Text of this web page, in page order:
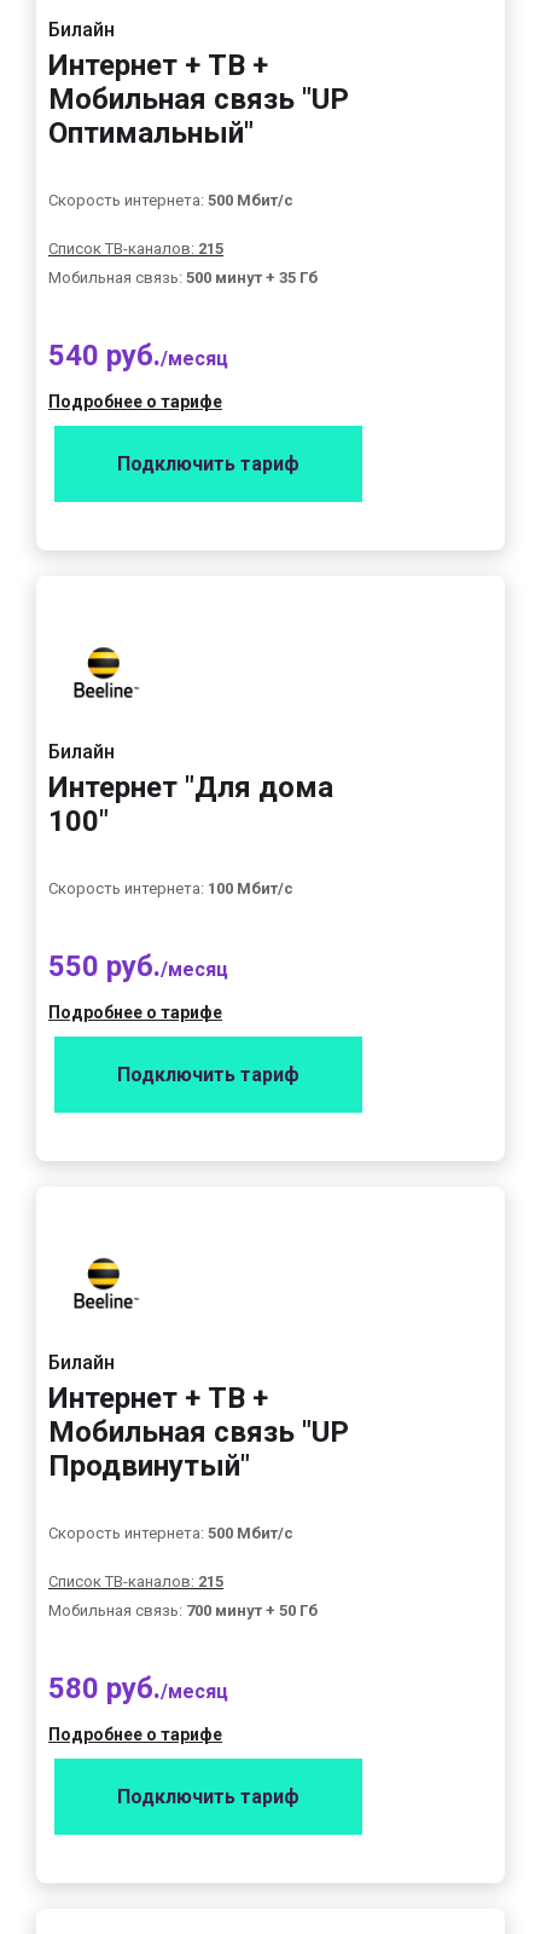
Билайн
Интернет + ТВ +
Мобильная связь "UP
Оптимальный"
Скорость интернета: 500 Мбит/с
Список ТВ-каналов: 215
Мобильная связь: 500 минут + 35 Гб
540 руб./месяц
Подробнее о тарифе
Подключить тариф
Билайн
Интернет "Для дома
100"
Скорость интернета: 100 Мбит/с
550 руб./месяц
Подробнее о тарифе
Подключить тариф
Билайн
Интернет + ТВ +
Мобильная связь "UP
Продвинутый"
Скорость интернета: 500 Мбит/с
Список ТВ-каналов: 215
Мобильная связь: 700 минут + 50 Гб
580 руб./месяц
Подробнее о тарифе
Подключить тариф